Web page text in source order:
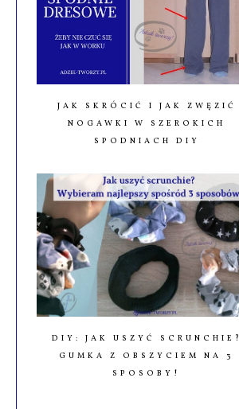
JAK SKRÓCIĆ I JAK ZWĘZIĆ
NOGAWKI W SZEROKICH
SPODNIACH DIY
DIY: JAK USZYĆ SCRUNCHIE?
GUMKA Z OBSZYCIEM NA 3
SPOSOBY!